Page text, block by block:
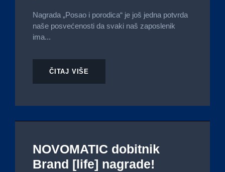
Nagrada „Posao i porodica“ je još jedna potvrda
naše posvećenosti da svaki naš zaposlenik
ima...
ČITAJ VIŠE
NOVOMATIC dobitnik
Brand [life] nagrade!